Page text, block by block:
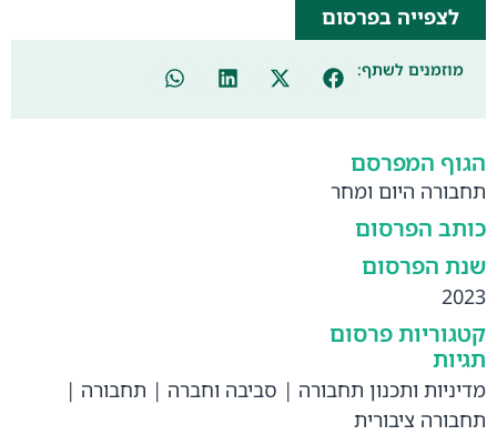
לצפייה בפרסום
מוזמנים לשתף:
הגוף המפרסם
תחבורה היום ומחר
כותב הפרסום
שנת הפרסום
2023
קטגוריות פרסום
תגיות
מדיניות ותכנון תחבורה | סביבה וחברה | תחבורה |
תחבורה ציבורית